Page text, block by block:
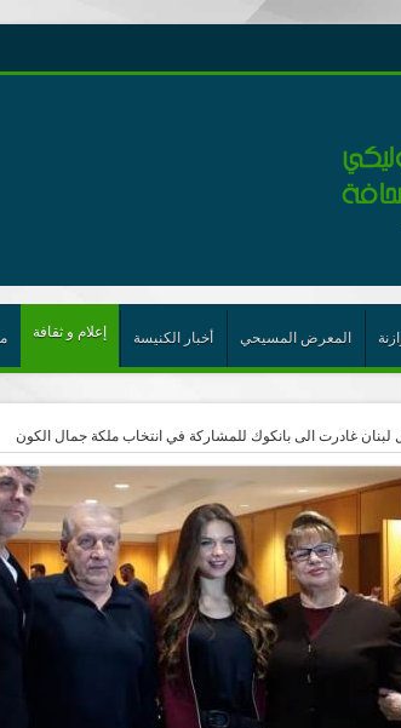
: طرح رئيس الجمهورية حول اللامركزية الموسعة شرط واجب
التوافقيّة في لبنان”
بقاعكفرا…
المعرض المسيحي أخبار الكنيسة إعلام و ثقافة
لبنان غادرت الى بانكوك للمشاركة في انتخاب ملكة جمال الكون